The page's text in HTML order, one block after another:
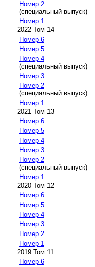
Номер 2
(специальный выпуск)
Номер 1
2022 Том 14
Номер 6
Номер 5
Номер 4
(специальный выпуск)
Номер 3
Номер 2
(специальный выпуск)
Номер 1
2021 Том 13
Номер 6
Номер 5
Номер 4
Номер 3
Номер 2
(специальный выпуск)
Номер 1
2020 Том 12
Номер 6
Номер 5
Номер 4
Номер 3
Номер 2
Номер 1
2019 Том 11
Номер 6